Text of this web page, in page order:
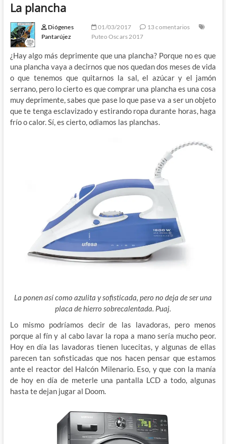
La plancha
Diógenes
Pantarújez
01/03/2017
13 comentarios
Puteo Oscars 2017
¿Hay algo más deprimente que una plancha? Porque no es que
una plancha vaya a decirnos que nos quedan dos meses de vida
o que tenemos que quitarnos la sal, el azúcar y el jamón
serrano, pero lo cierto es que comprar una plancha es una cosa
muy deprimente, sabes que pase lo que pase va a ser un objeto
que te tenga esclavizado y estirando ropa durante horas, haga
frío o calor. Sí, es cierto, odiamos las planchas.
La ponen así como azulita y sofisticada, pero no deja de ser una
placa de hierro sobrecalentada. Puaj.
Lo mismo podríamos decir de las lavadoras, pero menos
porque al fín y al cabo lavar la ropa a mano sería mucho peor.
Hoy en día las lavadoras tienen lucecitas, y algunas de ellas
parecen tan sofisticadas que nos hacen pensar que estamos
ante el reactor del Halcón Milenario. Eso, y que con la manía
de hoy en día de meterle una pantalla LCD a todo, algunas
hasta te dejan jugar al Doom.